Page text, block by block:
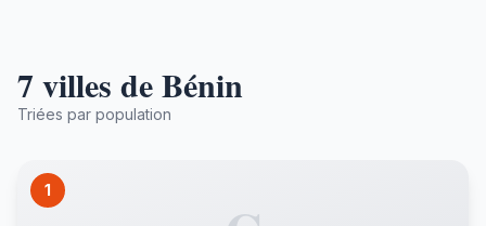
7 villes de Bénin
Triées par population
1